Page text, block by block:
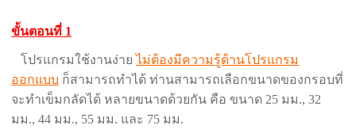
ขั้นตอนที่ 1
โปรแกรมใช้งานง่ายไม่ต้องมีความรู้ด้านโปรแกรม
ออกแบบ ก็สามารถทำได้ ท่านสามารถเลือกขนาดของกรอบที่
จะทำเข็มกลัดได้ หลายขนาดด้วยกัน คือ ขนาด 25 มม., 32
มม., 44 มม., 55 มม. และ 75 มม.